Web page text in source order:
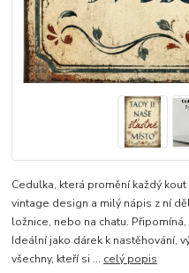
Cedulka, která promění každý
vintage design a milý nápis z ní
ložnice, nebo na chatu.
Ideální jako dárek k nastěhování,
všechny, kteří si ... celý popis